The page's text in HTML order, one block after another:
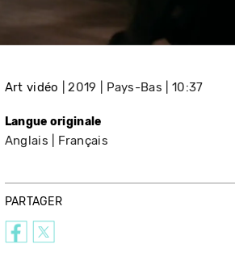
Art vidéo 2019 Pays-Bas 10:37
Langue originale
Anglais Français
PARTAGER